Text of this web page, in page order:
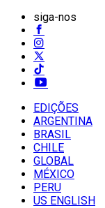
siga-nos
EDIÇÕES
ARGENTINA
BRASIL
CHILE
GLOBAL
MÉXICO
PERU
US ENGLISH